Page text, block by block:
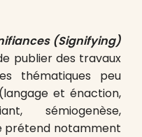
(Signifying)
publier des travaux
thématiques peu
et énaction,
sémiogenèse,
prétend notamment